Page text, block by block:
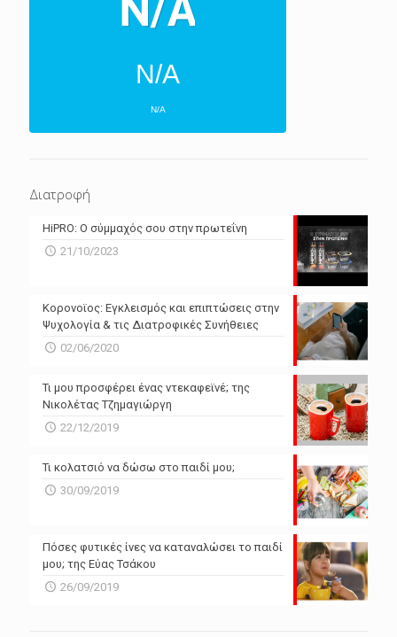
N/A
N/A
N/A
Powered by Forecast.io
Διατροφή
HiPRO: Ο σύμμαχός σου στην πρωτεΐνη
21/10/2023
Κορονοϊος: Εγκλεισμός και επιπτώσεις στην
Ψυχολογία & τις Διατροφικές Συνήθειες
02/06/2020
Τι μου προσφέρει ένας ντεκαφεϊνέ; της
Νικολέτας Τζημαγιώργη
22/12/2019
Τι κολατσιό να δώσω στο παιδί μου;
30/09/2019
Πόσες φυτικές ίνες να καταναλώσει το παιδί
μου; της Εύας Τσάκου
26/09/2019